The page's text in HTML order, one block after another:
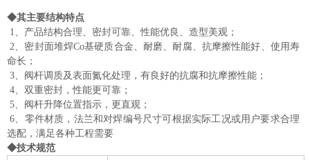
◆其主要结构特点
1、产品结构合理、密封可靠、性能优良、造型美观；
2、密封面堆焊Co基硬质合金、耐磨、耐腐、抗摩擦性能好、使用寿
命长；
3、阀杆调质及表面氮化处理，有良好的抗腐和抗摩擦性能；
4、双重密封，性能更可靠；
5、阀杆升降位置指示，更直观；
6、零件材质，法兰和对焊编号尺寸可根据实际工况或用户要求合理
选配，满足各种工程需要
◆技术规范